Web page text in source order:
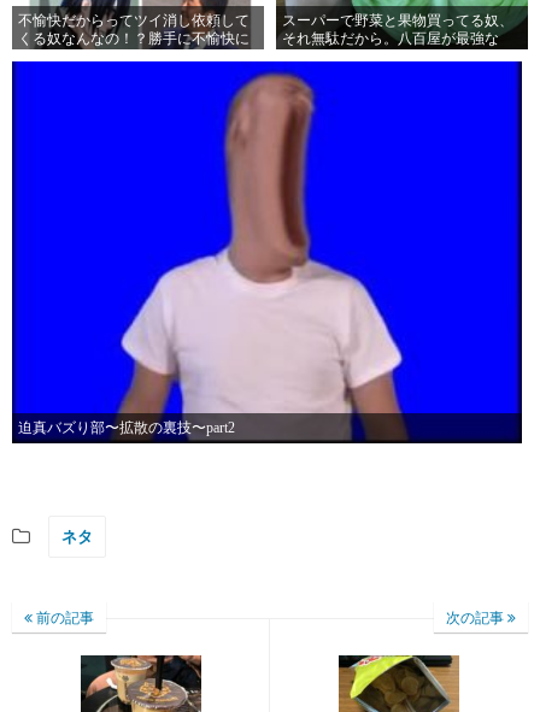
不愉快だからってツイ消し依頼して
くる奴なんなの！？勝手に不愉快に
スーパーで野菜と果物買ってる奴、
それ無駄だから。八百屋が最強な
迫真バズり部〜拡散の裏技〜part2
ネタ
前の記事 次の記事